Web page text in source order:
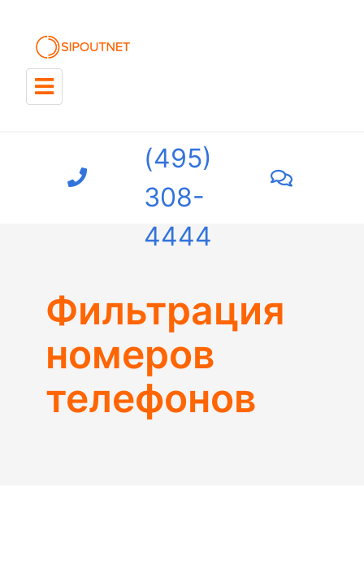
(495)
308-
4444
Фильтрация
номеров
телефонов